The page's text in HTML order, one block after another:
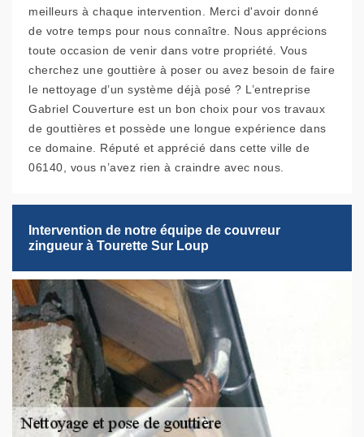
meilleurs à chaque intervention. Merci d'avoir donné
de votre temps pour nous connaître. Nous apprécions
toute occasion de venir dans votre propriété. Vous
cherchez une gouttière à poser ou avez besoin de faire
le nettoyage d’un système déjà posé ? L’entreprise
Gabriel Couverture est un bon choix pour vos travaux
de gouttières et possède une longue expérience dans
ce domaine. Réputé et apprécié dans cette ville de
06140, vous n’avez rien à craindre avec nous.
Intervention de notre équipe de couvreur
zingueur à Tourette Sur Loup